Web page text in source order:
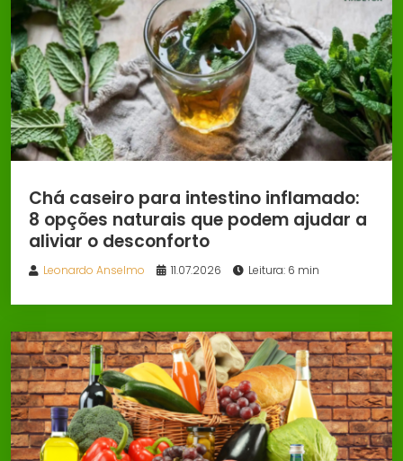
Chá caseiro para intestino inflamado:
8 opções naturais que podem ajudar a
aliviar o desconforto
Leonardo Anselmo 11.07.2026 Leitura: 6 min